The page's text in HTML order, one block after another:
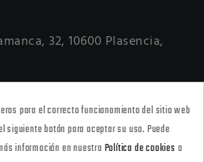
32, 10600 Plasencia,
para el correcto funcionamiento del sitio web
siguiente botón para aceptar su uso. Puede
información en nuestra Política de cookies o